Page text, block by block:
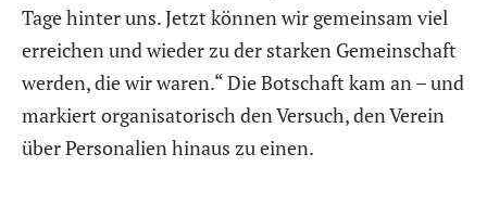
Tage hinter uns. Jetzt können wir gemeinsam viel
erreichen und wieder zu der starken Gemeinschaft
werden, die wir waren.“ Die Botschaft kam an – und
markiert organisatorisch den Versuch, den Verein
über Personalien hinaus zu einen.